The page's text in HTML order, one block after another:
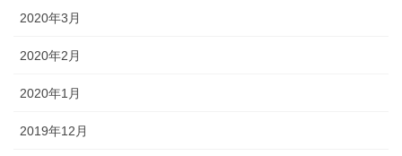
2020年3月
2020年2月
2020年1月
2019年12月